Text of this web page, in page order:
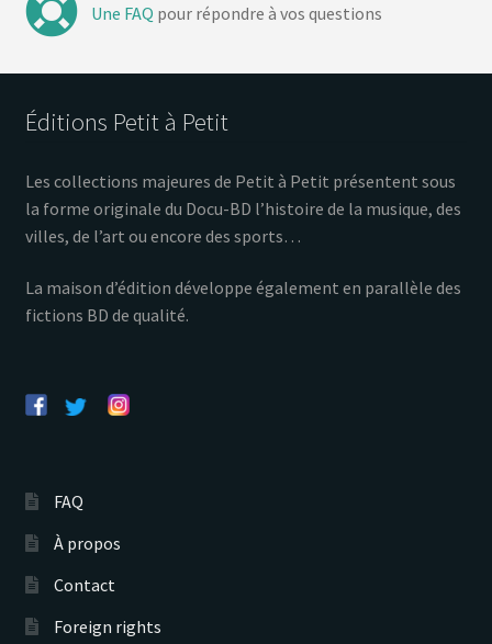
Une FAQ pour répondre à vos questions
Éditions Petit à Petit
Les collections majeures de Petit à Petit présentent sous
la forme originale du Docu-BD l’histoire de la musique, des
villes, de l’art ou encore des sports…
La maison d’édition développe également en parallèle des
fictions BD de qualité.
FAQ
À propos
Contact
Foreign rights